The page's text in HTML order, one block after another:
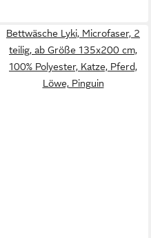
Bettwäsche Lyki, Microfaser, 2
teilig, ab Größe 135x200 cm,
100% Polyester, Katze, Pferd,
Löwe, Pinguin